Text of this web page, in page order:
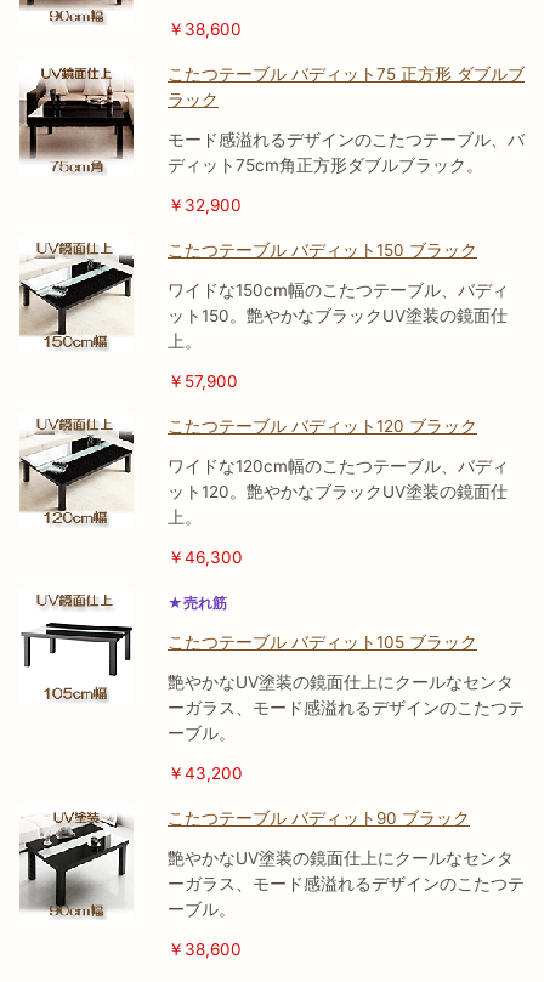
￥38,600
こたつテーブル バディット75 正方形 ダブルブ
ラック
モード感溢れるデザインのこたつテーブル、バ
ディット75cm角正方形ダブルブラック。
￥32,900
こたつテーブル バディット150 ブラック
ワイドな150cm幅のこたつテーブル、バディ
ット150。艶やかなブラックUV塗装の鏡面仕
上。
￥57,900
こたつテーブル バディット120 ブラック
ワイドな120cm幅のこたつテーブル、バディ
ット120。艶やかなブラックUV塗装の鏡面仕
上。
￥46,300
★売れ筋
こたつテーブル バディット105 ブラック
艶やかなUV塗装の鏡面仕上にクールなセンタ
ーガラス、モード感溢れるデザインのこたつテ
ーブル。
￥43,200
こたつテーブル バディット90 ブラック
艶やかなUV塗装の鏡面仕上にクールなセンタ
ーガラス、モード感溢れるデザインのこたつテ
ーブル。
￥38,600